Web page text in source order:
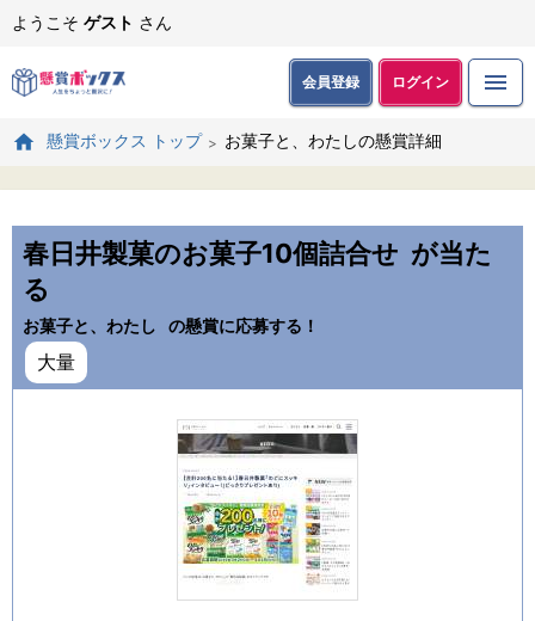
ようこそ ゲスト さん
会員登録 ログイン
懸賞ボックス トップ お菓子と、わたしの懸賞詳細
春日井製菓のお菓子10個詰合せ が当た
る
お菓子と、わたし の懸賞に応募する！
大量